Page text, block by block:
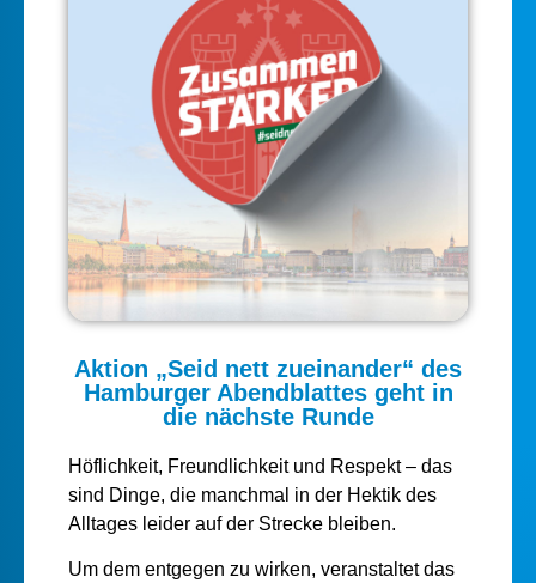
Aktion „Seid nett zueinander“ des
Hamburger Abendblattes geht in
die nächste Runde
Höflichkeit, Freundlichkeit und Respekt – das
sind Dinge, die manchmal in der Hektik des
Alltages leider auf der Strecke bleiben.
Um dem entgegen zu wirken, veranstaltet das